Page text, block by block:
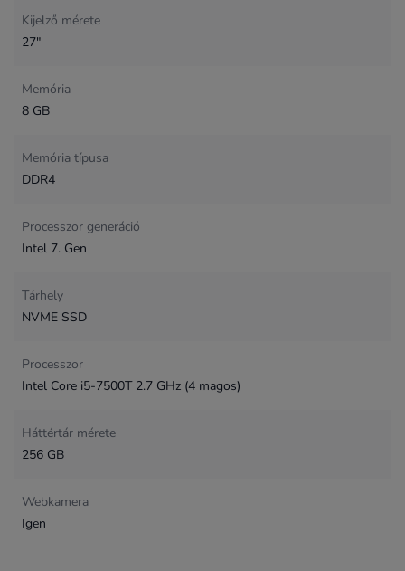
Kijelző mérete
27"
Memória
8 GB
Memória típusa
DDR4
Processzor generáció
Intel 7. Gen
Tárhely
NVME SSD
Processzor
Intel Core i5-7500T 2.7 GHz (4 magos)
Háttértár mérete
256 GB
Webkamera
Igen